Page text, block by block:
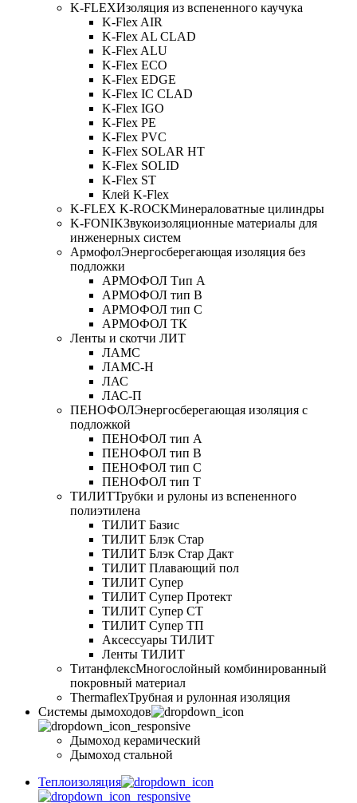
K-FLEXИзоляция из вспененного каучука
K-Flex AIR
K-Flex AL CLAD
K-Flex ALU
K-Flex ECO
K-Flex EDGE
K-Flex IC CLAD
K-Flex IGO
K-Flex PE
K-Flex PVC
K-Flex SOLAR HT
K-Flex SOLID
K-Flex ST
Клей K-Flex
K-FLEX K-ROCKМинераловатные цилиндры
K-FONIKЗвукоизоляционные материалы для
инженерных систем
АрмофолЭнергосберегающая изоляция без
подложки
АРМОФОЛ Тип А
АРМОФОЛ тип В
АРМОФОЛ тип C
АРМОФОЛ ТК
Ленты и скотчи ЛИТ
ЛАМС
ЛАМС-Н
ЛАС
ЛАС-П
ПЕНОФОЛЭнергосберегающая изоляция с
подложкой
ПЕНОФОЛ тип А
ПЕНОФОЛ тип B
ПЕНОФОЛ тип C
ПЕНОФОЛ тип T
ТИЛИТТрубки и рулоны из вспененного
полиэтилена
ТИЛИТ Базис
ТИЛИТ Блэк Стар
ТИЛИТ Блэк Стар Дакт
ТИЛИТ Плавающий пол
ТИЛИТ Супер
ТИЛИТ Супер Протект
ТИЛИТ Супер СТ
ТИЛИТ Супер ТП
Аксессуары ТИЛИТ
Ленты ТИЛИТ
ТитанфлексМногослойный комбинированный
покровный материал
ThermaflexТрубная и рулонная изоляция
Cистемы дымоходов
Дымоход керамический
Дымоход стальной
Теплоизоляция